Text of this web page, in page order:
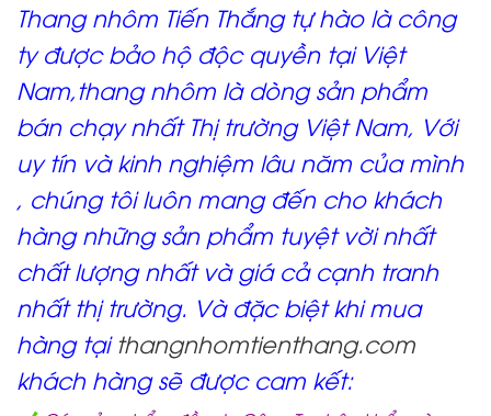
Thang nhôm Tiến Thắng tự hào là công
ty được bảo hộ độc quyền tại Việt
Nam,thang nhôm là dòng sản phẩm
bán chạy nhất Thị trường Việt Nam, Với
uy tín và kinh nghiệm lâu năm của mình
, chúng tôi luôn mang đến cho khách
hàng những sản phẩm tuyệt vời nhất
chất lượng nhất và giá cả cạnh tranh
nhất thị trường. Và đặc biệt khi mua
hàng tại thangnhomtienthang.com
khách hàng sẽ được cam kết: